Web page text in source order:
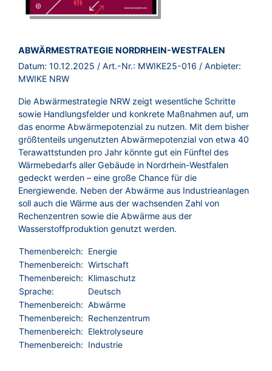
BROSCHÜRE:
ABWÄRMESTRATEGIE NORDRHEIN-WESTFALEN
Datum: 10.12.2025 / Art.-Nr.: MWIKE25-016 / Anbieter:
MWIKE NRW
Die Abwärmestrategie NRW zeigt wesentliche Schritte
sowie Handlungsfelder und konkrete Maßnahmen auf, um
das enorme Abwärmepotenzial zu nutzen. Mit dem bisher
größtenteils ungenutzten Abwärmepotenzial von etwa 40
Terawattstunden pro Jahr könnte gut ein Fünftel des
Wärmebedarfs aller Gebäude in Nordrhein-Westfalen
gedeckt werden – eine große Chance für die
Energiewende. Neben der Abwärme aus Industrieanlagen
soll auch die Wärme aus der wachsenden Zahl von
Rechenzentren sowie die Abwärme aus der
Wasserstoffproduktion genutzt werden.
Themenbereich:
Energie
Themenbereich: Wirtschaft
Themenbereich:
Klimaschutz
Sprache:
Deutsch
Themenbereich: Abwärme
Themenbereich:
Rechenzentrum
Themenbereich:
Elektrolyseure
Themenbereich:
Industrie